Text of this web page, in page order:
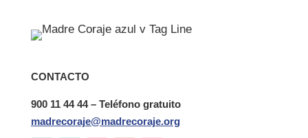
CONTACTO
900 11 44 44 – Teléfono gratuito
madrecoraje@madrecoraje.org